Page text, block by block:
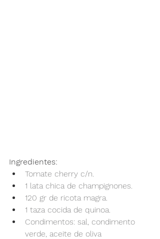
Ingredientes:
Tomate cherry c/n.
1 lata chica de champignones.
120 gr de ricota magra.
1 taza cocida de quinoa.
Condimentos: sal, condimento
verde, aceite de oliva